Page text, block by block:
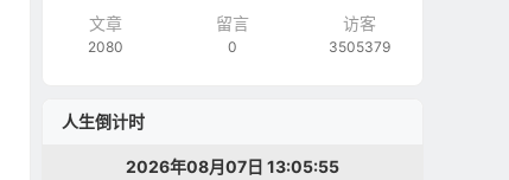
文章
2080
留言
0
访客
3505379
人生倒计时
2026年08月07日 13:05:56